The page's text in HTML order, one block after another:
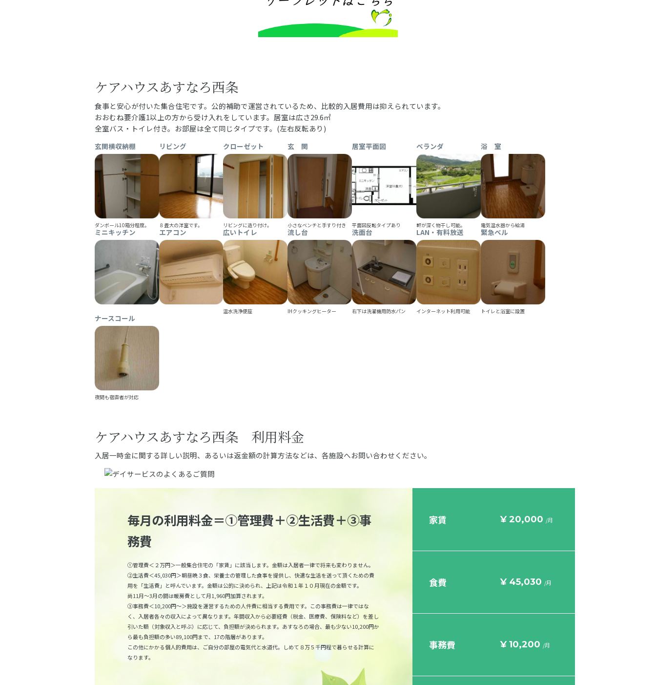
ケアハウスあすなろ西条
食事と安心が付いた集合住宅です。公的補助で運営されているため、比較的入居費用は抑えられています。
おおむね要介護1以上の方から受け入れをしています。居室は広さ29.6㎡
全室バス・トイレ付き。お部屋は全て同じタイプです。(左右反転あり)
玄関横収納棚
ダンボール10箱分程度。
リビング
８畳大の洋室です。
クローゼット
リビングに造り付け。
玄 関
小さなベンチと手すり付き
居室平面図
平面図反転タイプあり
ベランダ
軒が深く物干し可能。
浴 室
電気温水器から給湯
ミニキッチン エアコン 広いトイレ
温水洗浄便座
流し台
IHクッキングヒーター
洗面台
右下は洗濯機用防水パン
LAN・有料放送
インターネット利用可能
緊急ベル
トイレと浴室に設置
ナースコール
夜間も宿直者が対応
ケアハウスあすなろ西条 利用料金
入居一時金に関する詳しい説明、あるいは返金額の計算方法などは、各施設へお問い合わせください。
毎月の利用料金＝①管理費＋②生活費＋③事
務費
①管理費＜２万円＞一般集合住宅の「家賃」に該当します。金額は入居者一律で将来も変わりません。
②生活費＜45,030円＞朝昼晩３食、栄養士の管理した食事を提供し、快適な生活を送って頂くための費
用を「生活費」と呼んでいます。金額は公的に決められ、上記は令和１年１０月現在の金額です。
尚11月～3月の間は暖房費として月1,960円加算されます。
③事務費＜10,200円～＞施設を運営するための人件費に相当する費用です。この事務費は一律ではな
く、入居者各々の収入によって異なります。年間収入から必要経費（税金、医療費、保険料など）を差し
引いた額（対象収入と呼ぶ）に応じて、負担額が決められます。あすなろの場合、最も少ない10,200円か
ら最も負担額の多い89,100円まで、17の階層があります。
この他にかかる個人的費用は、ご自分の部屋の電気代と水道代。しめて８万５千円程で暮らせる計算に
なります。
家賃 ¥ 20,000 /月
食費 ¥ 45,030 /月
事務費 ¥ 10,200 /月